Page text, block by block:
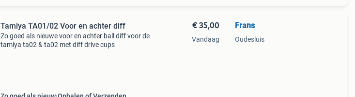
Tamiya TA01/02 Voor en achter diff
Zo goed als nieuwe voor en achter ball diff voor de
tamiya ta02 & ta02 met diff drive cups
€ 35,00
Vandaag
Frans
Oudesluis